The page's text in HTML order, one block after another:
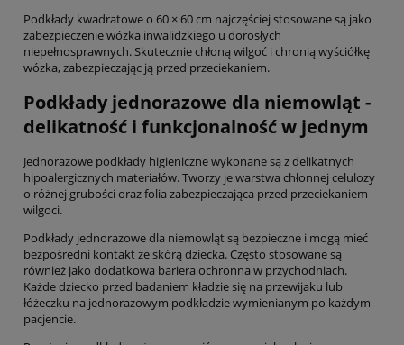
Podkłady kwadratowe o 60 × 60 cm najczęściej stosowane są jako
zabezpieczenie wózka inwalidzkiego u dorosłych
niepełnosprawnych. Skutecznie chłoną wilgoć i chronią wyściółkę
wózka, zabezpieczając ją przed przeciekaniem.
Podkłady jednorazowe dla niemowląt -
delikatność i funkcjonalność w jednym
Jednorazowe podkłady higieniczne wykonane są z delikatnych
hipoalergicznych materiałów. Tworzy je warstwa chłonnej celulozy
o różnej grubości oraz folia zabezpieczająca przed przeciekaniem
wilgoci.
Podkłady jednorazowe dla niemowląt są bezpieczne i mogą mieć
bezpośredni kontakt ze skórą dziecka. Często stosowane są
również jako dodatkowa bariera ochronna w przychodniach.
Każde dziecko przed badaniem kładzie się na przewijaku lub
łóżeczku na jednorazowym podkładzie wymienianym po każdym
pacjencie.